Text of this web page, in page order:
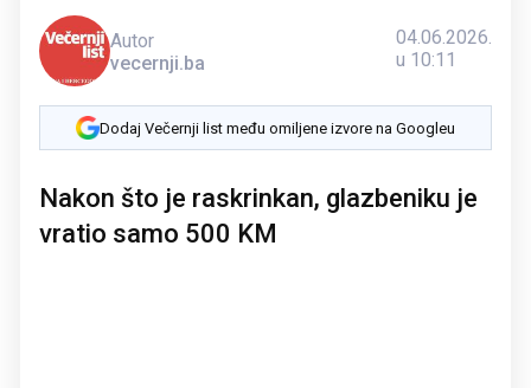
Autor
vecernji.ba
04.06.2026.
u 10:11
Dodaj Večernji list među omiljene izvore na Googleu
Nakon što je raskrinkan, glazbeniku je
vratio samo 500 KM